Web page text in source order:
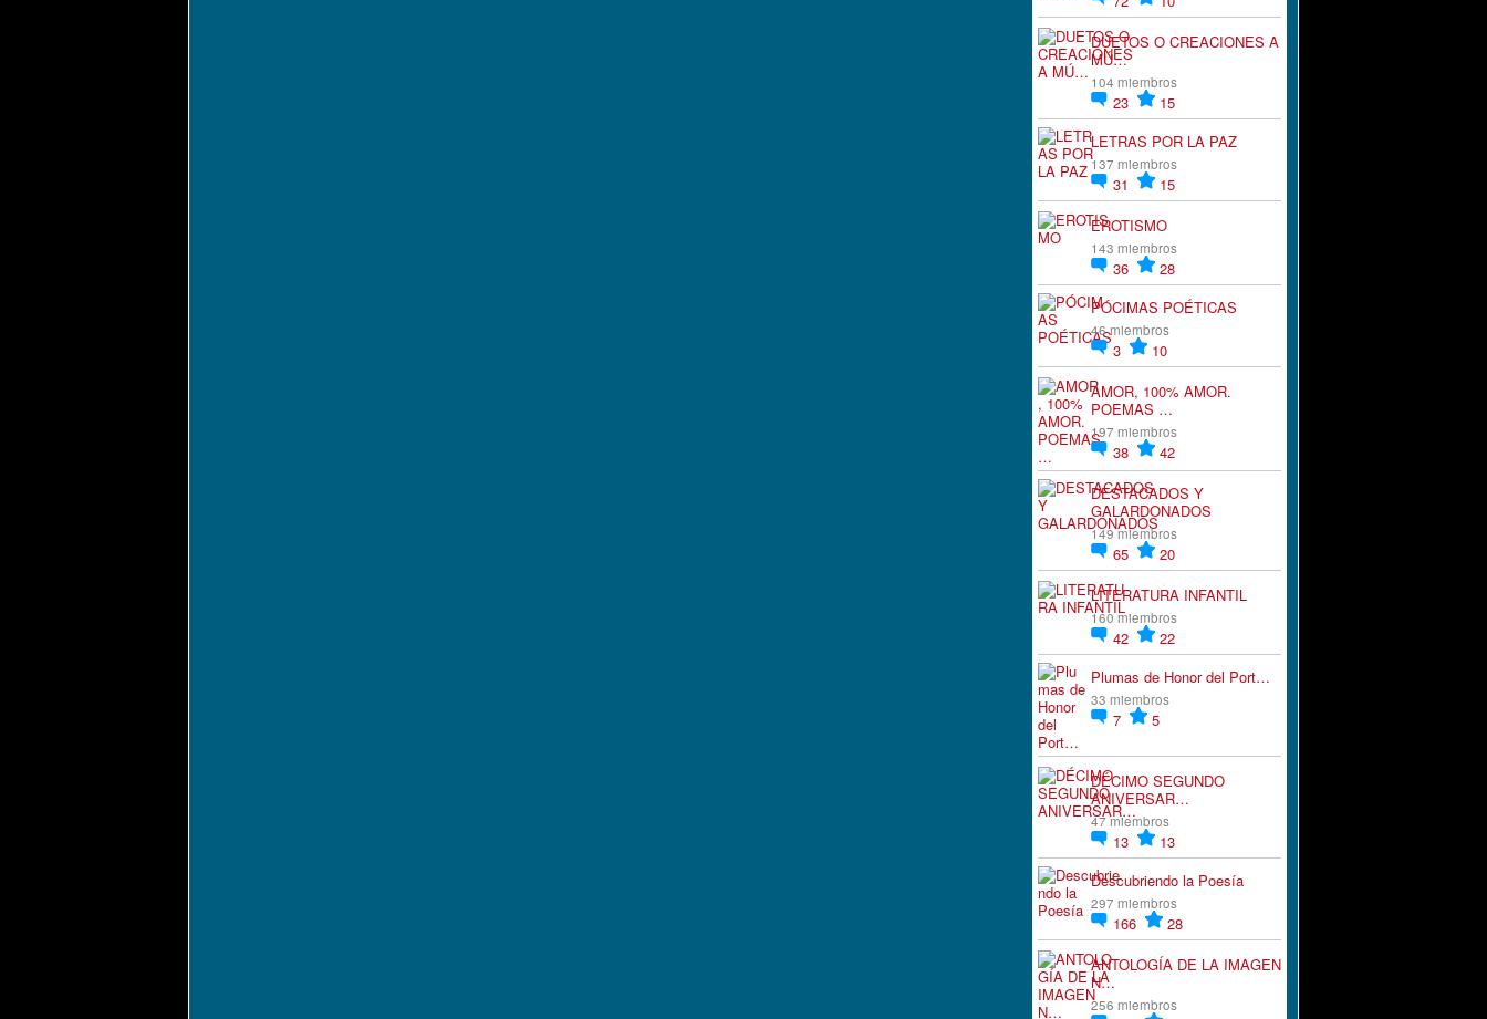
DUETOS O CREACIONES A
MÚ…
104 miembros
23
15
LETRAS POR LA PAZ
137 miembros
31
15
EROTISMO
143 miembros
36
28
PÓCIMAS POÉTICAS
46 miembros
3
10
AMOR, 100% AMOR.
POEMAS …
197 miembros
38
42
DESTACADOS Y
GALARDONADOS
149 miembros
65
20
LITERATURA INFANTIL
160 miembros
42
22
Plumas de Honor del Port…
33 miembros
7 5
DÉCIMO SEGUNDO
ANIVERSAR…
47 miembros
13
13
Descubriendo la Poesía
297 miembros
166
28
ANTOLOGÍA DE LA IMAGEN
N…
256 miembros